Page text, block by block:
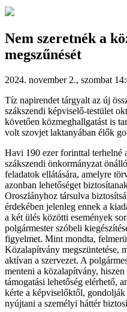
Nem szeretnék a
megszűnését
2024. november 2., szombat
Tíz napirendet tárgyalt az új
szákszendi képviselő-testület
követően közmeghallgatást is
volt szovjet laktanyában élők
Havi 190 ezer forinttal terhelné
szákszendi önkormányzat
feladatok ellátására, amelyre
azonban lehetőséget
Oroszlányhoz társulva
érdekében jelenleg ennek a
a két ülés közötti események
polgármester szóbeli
figyelmet. Mint mondta,
Közalapítvány megszüntetése,
aktívan a szervezet. A
menteni a közalapítvány,
támogatási lehetőség elérhető,
kérte a képviselőktől,
nyújtani a személyi háttér